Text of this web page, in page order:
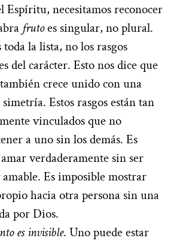
Espíritu, necesitamos reconocer
frutoes singular, no plural.
la lista, no los rasgos
del carácter. Esto nos dice que
crece unido con una
simetría. Estos rasgos están tan
vinculados que no
a uno sin los demás. Es
verdaderamente sin ser
Es imposible mostrar
hacia otra persona sin una
por Dios.
es invisible. Uno puede estar